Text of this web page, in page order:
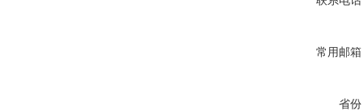
常用邮箱
省份